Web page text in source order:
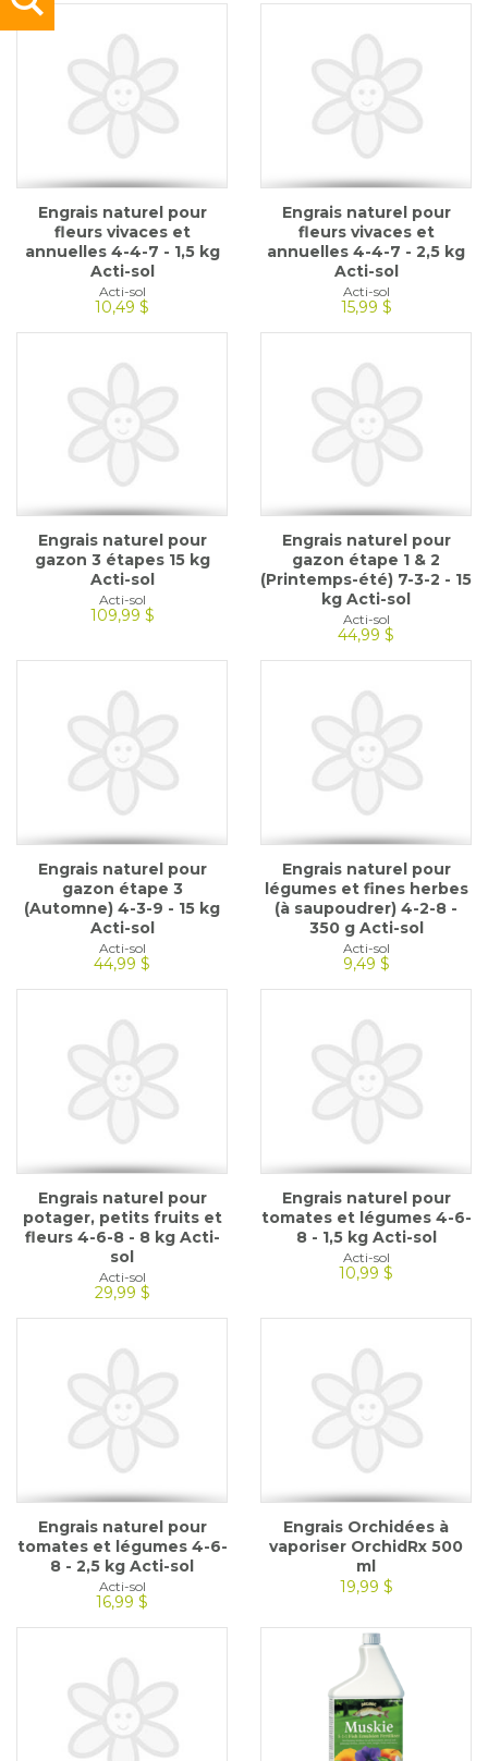
Engrais naturel pour
fleurs vivaces et
annuelles 4-4-7 - 1,5 kg
Acti-sol
Acti-sol
10,49 $
Engrais naturel pour
fleurs vivaces et
annuelles 4-4-7 - 2,5 kg
Acti-sol
Acti-sol
15,99 $
Engrais naturel pour
gazon 3 étapes 15 kg
Acti-sol
Acti-sol
109,99 $
Engrais naturel pour
gazon étape 1 & 2
(Printemps-été) 7-3-2 - 15
kg Acti-sol
Acti-sol
44,99 $
Engrais naturel pour
gazon étape 3
(Automne) 4-3-9 - 15 kg
Acti-sol
Acti-sol
44,99 $
Engrais naturel pour
légumes et fines herbes
(à saupoudrer) 4-2-8 -
350 g Acti-sol
Acti-sol
9,49 $
Engrais naturel pour
potager, petits fruits et
fleurs 4-6-8 - 8 kg Acti-
sol
Acti-sol
29,99 $
Engrais naturel pour
tomates et légumes 4-6-
8 - 1,5 kg Acti-sol
Acti-sol
10,99 $
Engrais naturel pour
tomates et légumes 4-6-
8 - 2,5 kg Acti-sol
Acti-sol
16,99 $
Engrais Orchidées à
vaporiser OrchidRx 500
ml
19,99 $